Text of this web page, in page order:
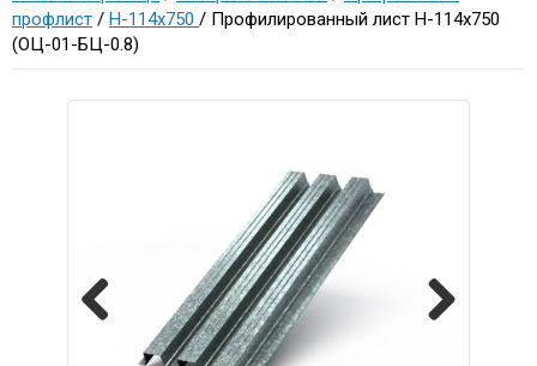
профлист / Н-114х750 / Профилированный лист Н-114х750
(ОЦ-01-БЦ-0.8)
Previous